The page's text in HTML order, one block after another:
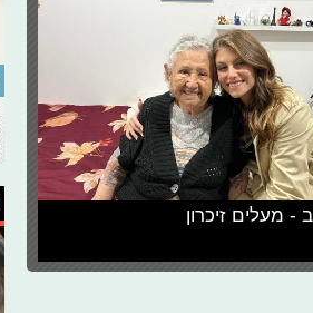
- מעלים זיכרון